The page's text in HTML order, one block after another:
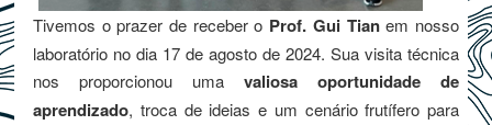
Tivemos o prazer de receber o Prof. Gui Tianem nosso
laboratório no dia 17 de agosto de 2024. Sua visita técnica
nos proporcionou uma valiosa oportunidade de
aprendizado, troca de ideias e um cenário frutífero para